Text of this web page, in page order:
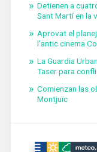
Detienen a
Sant Martí en la
Aprovat el
l’antic cinema
La Guardia
Taser para
Comienzan las
Montjuïc